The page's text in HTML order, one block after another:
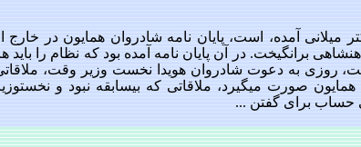
میلانی آمده، است، پایان نامه شادروان همایون در خارج
برانگیخت. در آن پایان نامه آمده بود که نظام را باید
روزی به دعوت شادروان هویدا نخست وزیر وقت،
صورت می‏گیرد، ملاقاتی که بی‏سابقه نبود و
حساب برای گفتن ...